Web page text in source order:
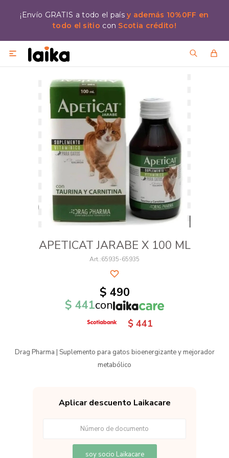
¡Envío GRATIS a todo el paísy además 10%0FF en
todo el sitio con Scotia crédito!

APETICAT JARABE X 100 ML
65935-65935
$ 490
$ 441con
$ 441
Drag Pharma | Suplemento para gatos bioenergizante y mejorador
metabólico
Aplicar descuento Laikacare
soy socio Laikacare